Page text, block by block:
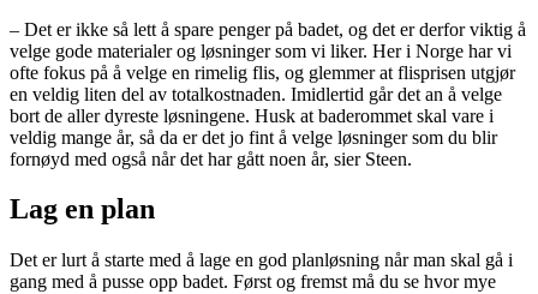
– Det er ikke så lett å spare penger på badet, og det er derfor viktig å
velge gode materialer og løsninger som vi liker. Her i Norge har vi
ofte fokus på å velge en rimelig flis, og glemmer at flisprisen utgjør
en veldig liten del av totalkostnaden. Imidlertid går det an å velge
bort de aller dyreste løsningene. Husk at baderommet skal vare i
veldig mange år, så da er det jo fint å velge løsninger som du blir
fornøyd med også når det har gått noen år, sier Steen.
Lag en plan
Det er lurt å starte med å lage en god planløsning når man skal gå i
gang med å pusse opp badet. Først og fremst må du se hvor mye